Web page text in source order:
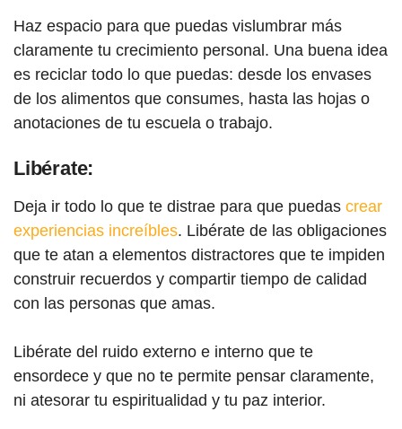
Haz espacio para que puedas vislumbrar más
claramente tu crecimiento personal. Una buena idea
es reciclar todo lo que puedas: desde los envases
de los alimentos que consumes, hasta las hojas o
anotaciones de tu escuela o trabajo.
Libérate:
Deja ir todo lo que te distrae para que puedas crear
experiencias increíbles. Libérate de las obligaciones
que te atan a elementos distractores que te impiden
construir recuerdos y compartir tiempo de calidad
con las personas que amas.
Libérate del ruido externo e interno que te
ensordece y que no te permite pensar claramente,
ni atesorar tu espiritualidad y tu paz interior.